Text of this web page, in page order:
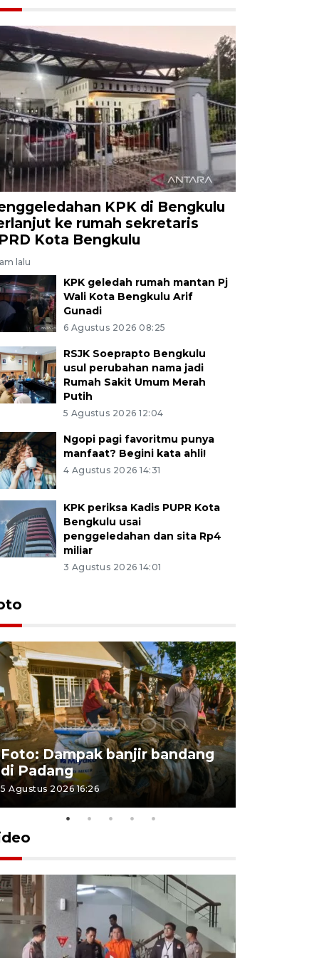
KPK di Bengkulu
ke rumah sekretaris
Kota Bengkulu
lalu
KPK geledah rumah mantan Pj
Wali Kota Bengkulu Arif
Gunadi
6 Agustus 2026 08:25
RSJK Soeprapto Bengkulu
usul perubahan nama jadi
Rumah Sakit Umum Merah
Putih
5 Agustus 2026 12:04
Ngopi pagi favoritmu punya
manfaat? Begini kata ahli!
4 Agustus 2026 14:31
KPK periksa Kadis PUPR Kota
Bengkulu usai
penggeledahan dan sita Rp4
miliar
3 Agustus 2026 14:01
Foto: Dampak banjir bandang
di Padang
5 Agustus 2026 16:26